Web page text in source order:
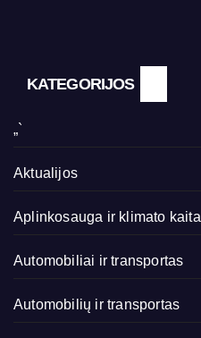
KATEGORIJOS
„`
Aktualijos
Aplinkosauga ir klimato kaita
Automobiliai ir transportas
Automobilių ir transportas